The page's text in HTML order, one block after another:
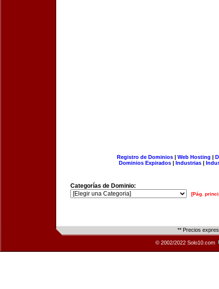
Registro de Dominios| Web Hosting |
Dominios Expirados | Industrias |
Categorías de Dominio:
[Pág.
** Precios
© 2002/2022 Solo10.com